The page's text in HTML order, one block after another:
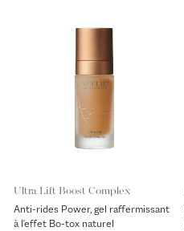
Ultra Lift Boost Complex
Anti-rides Power, gel raffermissant
à l'effet Bo-tox naturel